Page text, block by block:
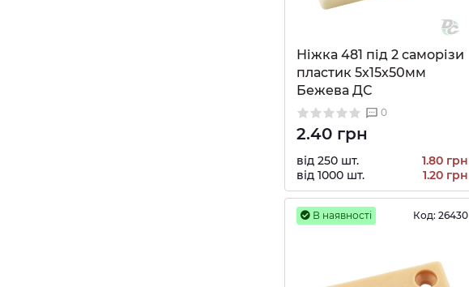
Ніжка 481 під 2 саморізи
пластик 5х15х50мм
Бежева ДС
0
2.40 грн
від 250 шт.
1.80 грн
від 1000 шт.
1.20 грн
В наявності Код: 26430